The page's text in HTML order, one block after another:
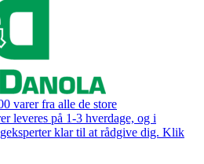
varer fra alle de store
leveres på 1-3 hverdage, og i
klar til at rådgive dig. Klik